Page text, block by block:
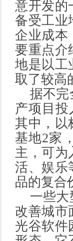
意开发的
备受工业
企业成本
要重点介
地是以工
取了较高
据不完
产项目投
其中，以
基地2家
主，可为
活、娱乐
品的复合
一些大
改善城市
光谷软件